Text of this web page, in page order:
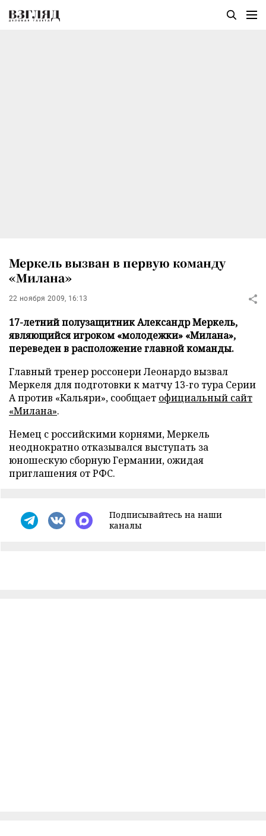
Меркель вызван в первую команду
«Милана»
22 ноября 2009, 16:13
17-летний полузащитник Александр Меркель,
являющийся игроком «молодежки» «Милана»,
переведен в расположение главной команды.
Главный тренер россонери Леонардо вызвал
Меркеля для подготовки к матчу 13-го тура Серии
А против «Кальяри», сообщает официальный сайт
«Милана».
Немец с российскими корнями, Меркель
неоднократно отказывался выступать за
юношескую сборную Германии, ожидая
приглашения от РФС.
Подписывайтесь на наши
каналы